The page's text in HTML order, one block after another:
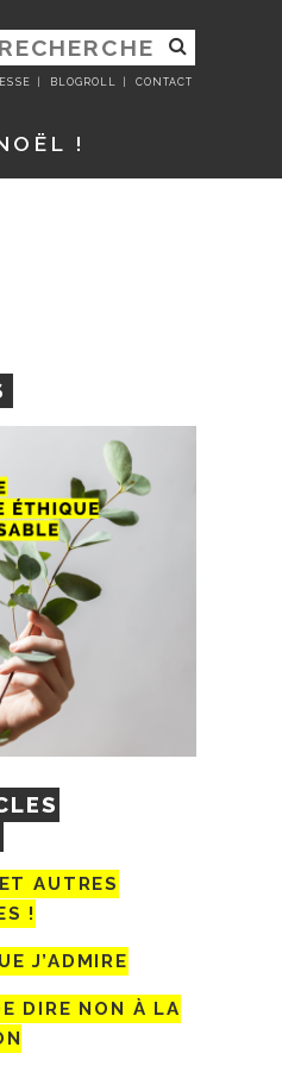
BLOGROLL CONTACT
!
AUTRES
!
J’ADMIRE
DIRE NON À LA